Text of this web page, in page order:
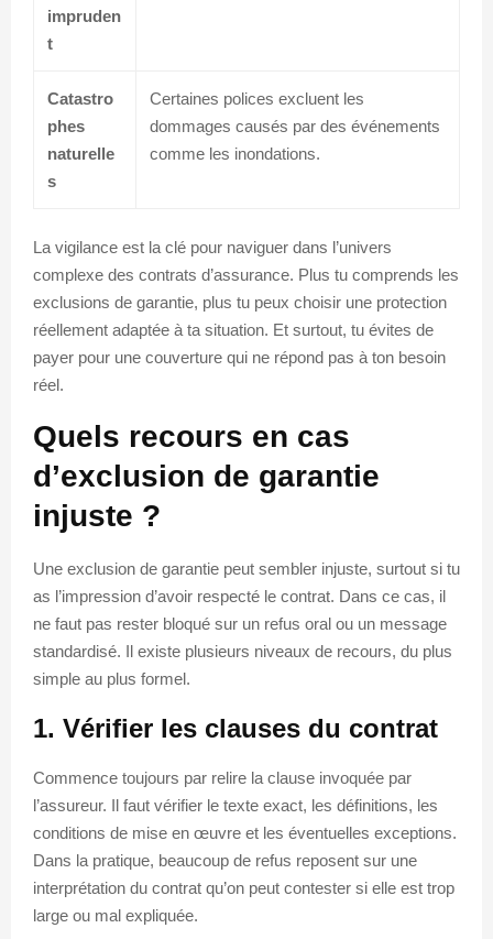
impruden
t
Catastro
phes
naturelle
s
Certaines polices excluent les
dommages causés par des événements
comme les inondations.
La vigilance est la clé pour naviguer dans l’univers
complexe des contrats d’assurance. Plus tu comprends les
exclusions de garantie, plus tu peux choisir une protection
réellement adaptée à ta situation. Et surtout, tu évites de
payer pour une couverture qui ne répond pas à ton besoin
réel.
Quels recours en cas
d’exclusion de garantie
injuste ?
Une exclusion de garantie peut sembler injuste, surtout si tu
as l’impression d’avoir respecté le contrat. Dans ce cas, il
ne faut pas rester bloqué sur un refus oral ou un message
standardisé. Il existe plusieurs niveaux de recours, du plus
simple au plus formel.
1. Vérifier les clauses du contrat
Commence toujours par relire la clause invoquée par
l’assureur. Il faut vérifier le texte exact, les définitions, les
conditions de mise en œuvre et les éventuelles exceptions.
Dans la pratique, beaucoup de refus reposent sur une
interprétation du contrat qu’on peut contester si elle est trop
large ou mal expliquée.